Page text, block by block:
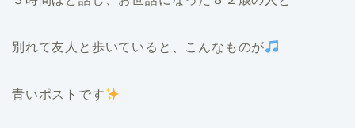
別れて友人と歩いていると、こんなものが
青いポストです